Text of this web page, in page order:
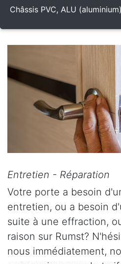
Châssis PVC, ALU
Entretien - Réparation
Votre porte a besoin
entretien, ou a besoin
suite à une effraction,
raison sur Rumst?
nous immédiatement,